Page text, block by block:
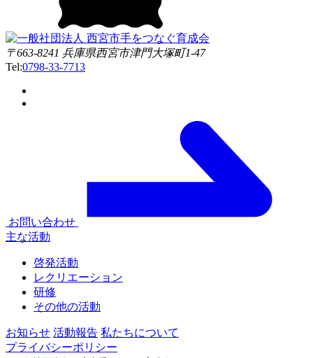
〒663-8241 兵庫県西宮市津門大塚町1-47
Tel:0798-33-7713
お問い合わせ
主な活動
啓発活動
レクリエーション
研修
その他の活動
お知らせ 活動報告 私たちについて
プライバシーポリシー